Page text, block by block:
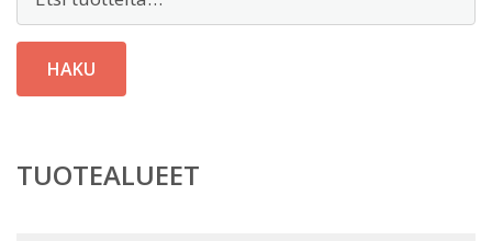
HAKU
TUOTEALUEET